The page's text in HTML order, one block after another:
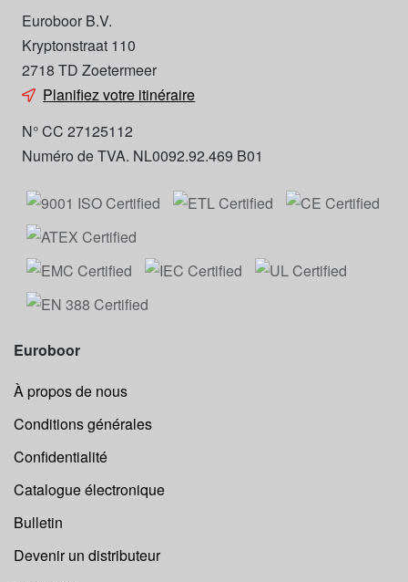
Euroboor B.V.
Kryptonstraat 110
2718 TD Zoetermeer
Planifiez votre itinéraire
N° CC 27125112
Numéro de TVA. NL0092.92.469 B01
Euroboor
À propos de nous
Conditions générales
Confidentialité
Catalogue électronique
Bulletin
Devenir un distributeur